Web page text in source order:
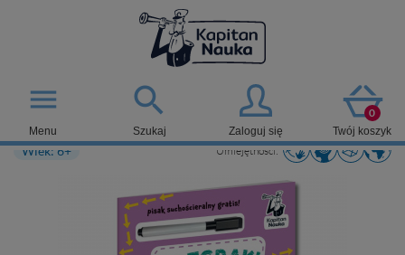

Szukaj Zaloguj się
0
Twój koszyk
menu
Menu
Wiek: 6+ Umiejętności: